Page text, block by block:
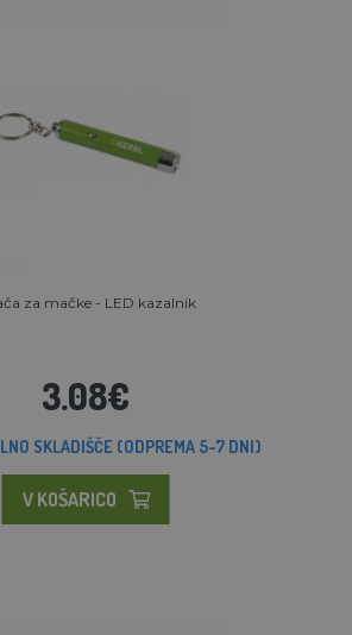
za mačke - LED kazalnik
3.08€
SKLADIŠČE (ODPREMA 5-7 DNI)
V KOŠARICO